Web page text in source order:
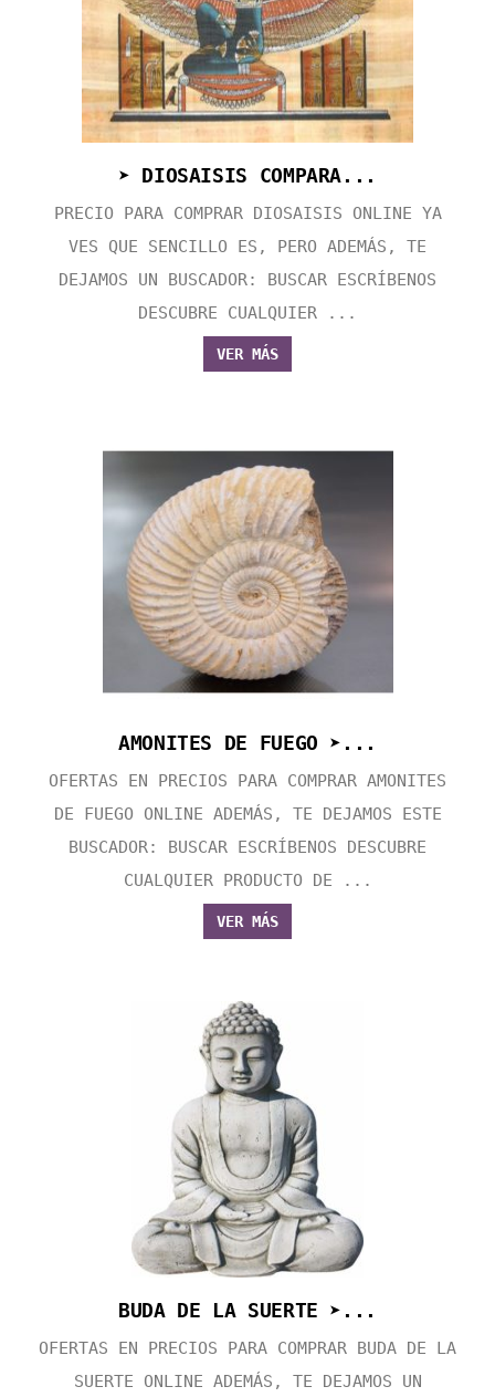
➤ DIOSAISIS COMPARA...
PRECIO PARA COMPRAR DIOSAISIS ONLINE YA
VES QUE SENCILLO ES, PERO ADEMÁS, TE
DEJAMOS UN BUSCADOR: BUSCAR ESCRÍBENOS
DESCUBRE CUALQUIER ...
VER MÁS
AMONITES DE FUEGO ➤...
OFERTAS EN PRECIOS PARA COMPRAR AMONITES
DE FUEGO ONLINE ADEMÁS, TE DEJAMOS ESTE
BUSCADOR: BUSCAR ESCRÍBENOS DESCUBRE
CUALQUIER PRODUCTO DE ...
VER MÁS
BUDA DE LA SUERTE ➤...
OFERTAS EN PRECIOS PARA COMPRAR BUDA DE LA
SUERTE ONLINE ADEMÁS, TE DEJAMOS UN